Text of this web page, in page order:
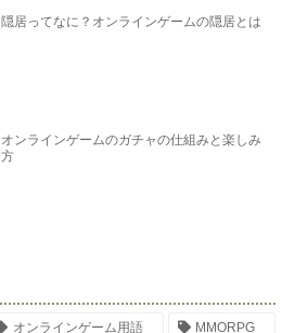
隠居ってなに？オンラインゲームの隠居とは
オンラインゲームのガチャの仕組みと楽しみ
方
オンラインゲーム用語 MMORPG